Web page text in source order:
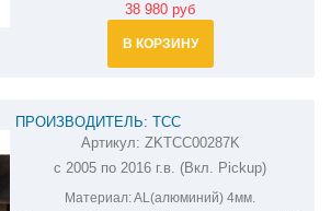
38 980 руб
В КОРЗИНУ
ПРОИЗВОДИТЕЛЬ: ТСС
ЗАЩИТА РУЛЕВЫХ ТЯГ, РК И ТОПЛИВНОГО
БАКА УАЗ PATRIOT ZKTCC00287K
Артикул: ZKTCC00287K
с 2005 по 2016 г.в. (Вкл. Pickup)
Материал:AL(алюминий) 4мм.